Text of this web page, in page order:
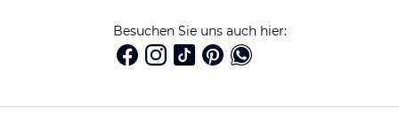
Besuchen Sie uns auch hier: